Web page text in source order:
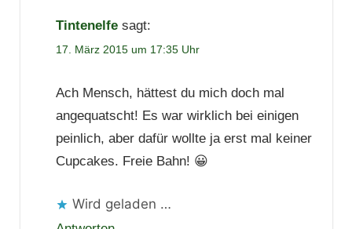
Tintenelfe sagt:
17. März 2015 um 17:35 Uhr
Ach Mensch, hättest du mich doch mal
angequatscht! Es war wirklich bei einigen
peinlich, aber dafür wollte ja erst mal keiner
Cupcakes. Freie Bahn! 😀
Wird geladen …